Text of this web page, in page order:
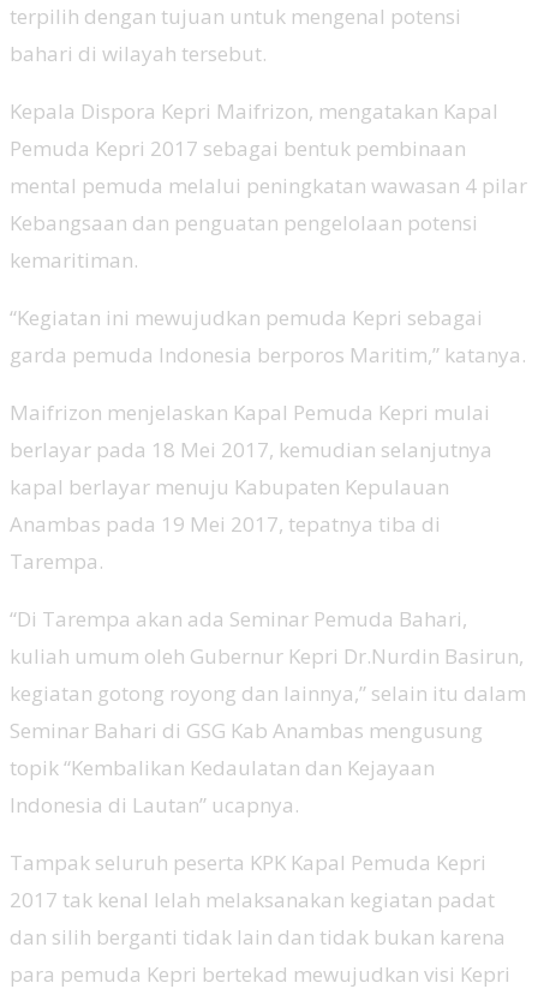
terpilih dengan tujuan untuk mengenal potensi
bahari di wilayah tersebut.
Kepala Dispora Kepri Maifrizon, mengatakan Kapal
Pemuda Kepri 2017 sebagai bentuk pembinaan
mental pemuda melalui peningkatan wawasan 4 pilar
Kebangsaan dan penguatan pengelolaan potensi
kemaritiman.
“Kegiatan ini mewujudkan pemuda Kepri sebagai
garda pemuda Indonesia berporos Maritim,” katanya.
Maifrizon menjelaskan Kapal Pemuda Kepri mulai
berlayar pada 18 Mei 2017, kemudian selanjutnya
kapal berlayar menuju Kabupaten Kepulauan
Anambas pada 19 Mei 2017, tepatnya tiba di
Tarempa.
“Di Tarempa akan ada Seminar Pemuda Bahari,
kuliah umum oleh Gubernur Kepri Dr.Nurdin Basirun,
kegiatan gotong royong dan lainnya,” selain itu dalam
Seminar Bahari di GSG Kab Anambas mengusung
topik “Kembalikan Kedaulatan dan Kejayaan
Indonesia di Lautan” ucapnya.
Tampak seluruh peserta KPK Kapal Pemuda Kepri
2017 tak kenal lelah melaksanakan kegiatan padat
dan silih berganti tidak lain dan tidak bukan karena
para pemuda Kepri bertekad mewujudkan visi Kepri